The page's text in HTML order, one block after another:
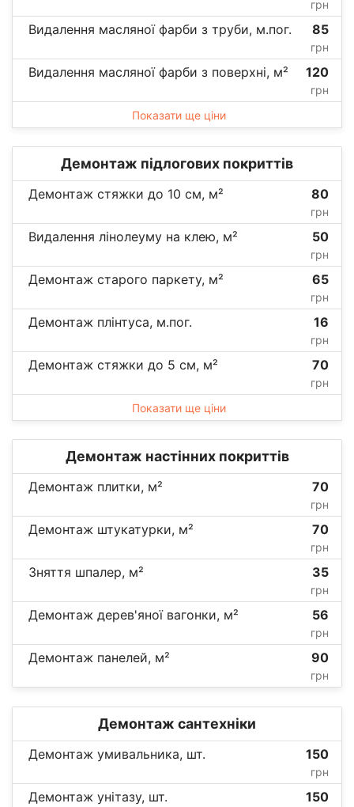
грн
Видалення масляної фарби з труби, м.пог. 85
грн
Видалення масляної фарби з поверхні, м² 120
грн
Показати ще ціни
Демонтаж підлогових покриттів
Демонтаж стяжки до 10 см, м² 80
грн
Видалення лінолеуму на клею, м² 50
грн
Демонтаж старого паркету, м² 65
грн
Демонтаж плінтуса, м.пог. 16
грн
Демонтаж стяжки до 5 см, м² 70
грн
Показати ще ціни
Демонтаж настінних покриттів
Демонтаж плитки, м² 70
грн
Демонтаж штукатурки, м² 70
грн
Зняття шпалер, м² 35
грн
Демонтаж дерев'яної вагонки, м² 56
грн
Демонтаж панелей, м² 90
грн
Демонтаж сантехніки
Демонтаж умивальника, шт. 150
грн
Демонтаж унітазу, шт. 150